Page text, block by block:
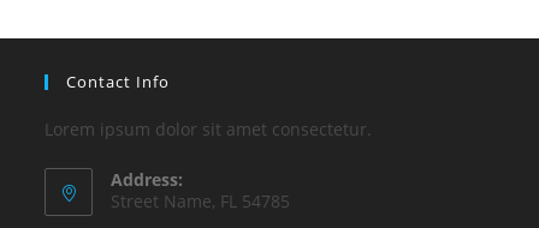
Contact Info
Lorem ipsum dolor sit amet consectetur.
Address:
Street Name, FL 54785